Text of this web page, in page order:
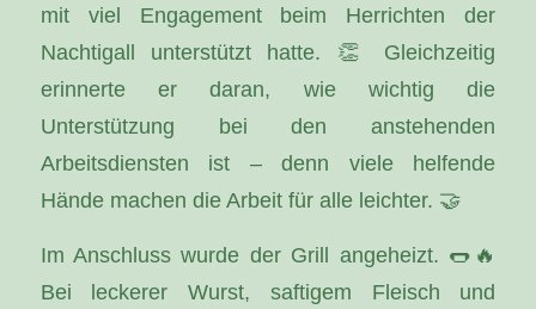
mit viel Engagement beim Herrichten der
Nachtigall unterstützt hatte. 👏 Gleichzeitig
erinnerte er daran, wie wichtig die
Unterstützung bei den anstehenden
Arbeitsdiensten ist – denn viele helfende
Hände machen die Arbeit für alle leichter. 🤝
Im Anschluss wurde der Grill angeheizt. 🌭🔥
Bei leckerer Wurst, saftigem Fleisch und